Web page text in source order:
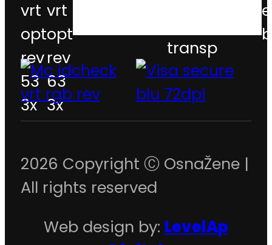
2026 Copyright Ⓒ OsnaŽene |
All rights reserved
Web design by: LevelAp